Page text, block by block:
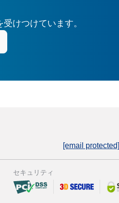
けつけています。
[email protected]
セキュリティ